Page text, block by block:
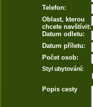
Telefon:
Oblast, kterou
chcete navštívit:
Datum odletu:
Datum příletu:
Počet osob:
Styl ubytování:
Popis cesty